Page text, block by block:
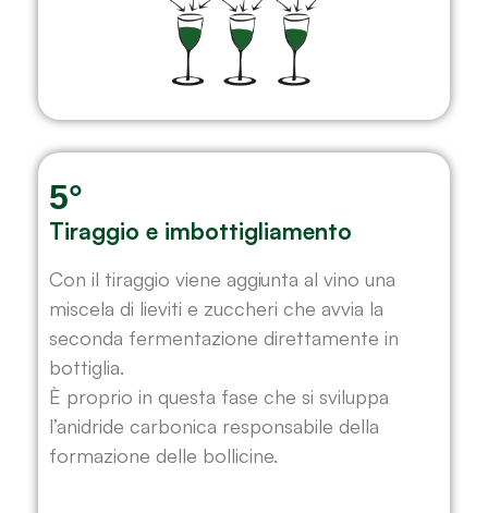
5°
Tiraggio e imbottigliamento
Con il tiraggio viene aggiunta al vino una
miscela di lieviti e zuccheri che avvia la
seconda fermentazione direttamente in
bottiglia.
È proprio in questa fase che si sviluppa
l’anidride carbonica responsabile della
formazione delle bollicine.